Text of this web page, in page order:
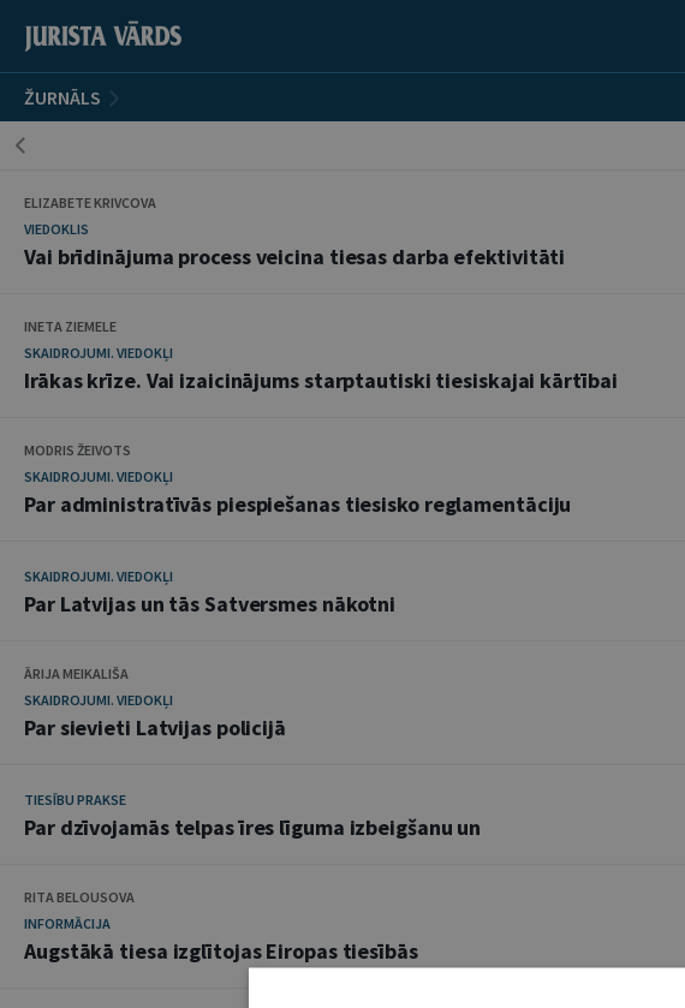
ŽURNĀLS
ELIZABETE KRIVCOVA
VIEDOKLIS
Vai brīdinājuma process veicina tiesas darba efektivitāti
INETA ZIEMELE
SKAIDROJUMI. VIEDOKĻI
Irākas krīze. Vai izaicinājums starptautiski tiesiskajai kārtībai
MODRIS ŽEIVOTS
SKAIDROJUMI. VIEDOKĻI
Par administratīvās piespiešanas tiesisko reglamentāciju
SKAIDROJUMI. VIEDOKĻI
Par Latvijas un tās Satversmes nākotni
ĀRIJA MEIKALIŠA
SKAIDROJUMI. VIEDOKĻI
Par sievieti Latvijas policijā
TIESĪBU PRAKSE
Par dzīvojamās telpas īres līguma izbeigšanu un
RITA BELOUSOVA
INFORMĀCIJA
Augstākā tiesa izglītojas Eiropas tiesībās